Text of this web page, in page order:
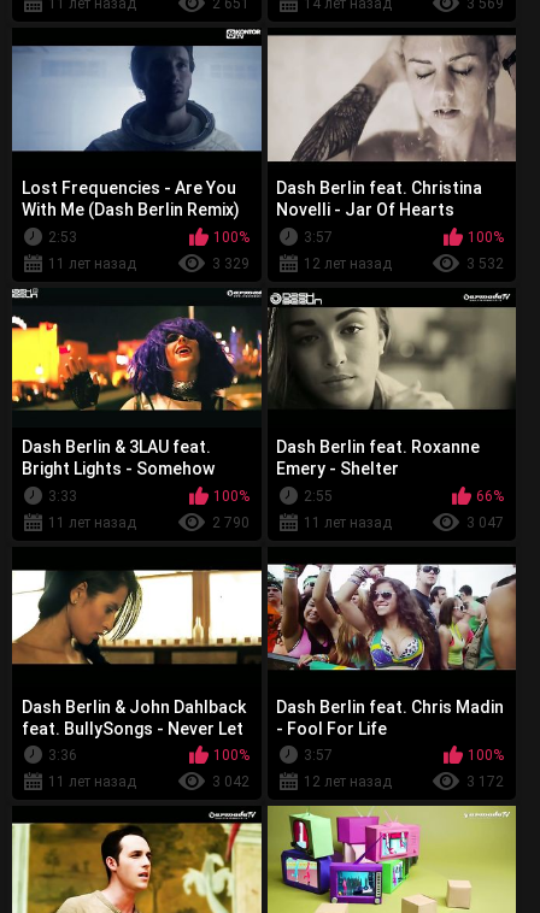
11 лет назад
2 651
14 лет назад
3 569
Lost Frequencies - Are You
With Me (Dash Berlin Remix)
2:53
100%
11 лет назад
3 329
Dash Berlin feat. Christina
Novelli - Jar Of Hearts
3:57
100%
12 лет назад
3 532
Dash Berlin & 3LAU feat.
Bright Lights - Somehow
3:33
100%
11 лет назад
2 790
Dash Berlin feat. Roxanne
Emery - Shelter
2:55
66%
11 лет назад
3 047
Dash Berlin & John Dahlback
feat. BullySongs - Never Let
You Go
3:36
100%
11 лет назад
3 042
Dash Berlin feat. Chris Madin
- Fool For Life
3:57
100%
12 лет назад
3 172